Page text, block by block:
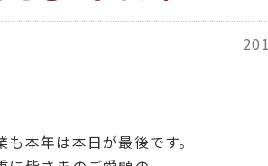
本年は本日が最後です。